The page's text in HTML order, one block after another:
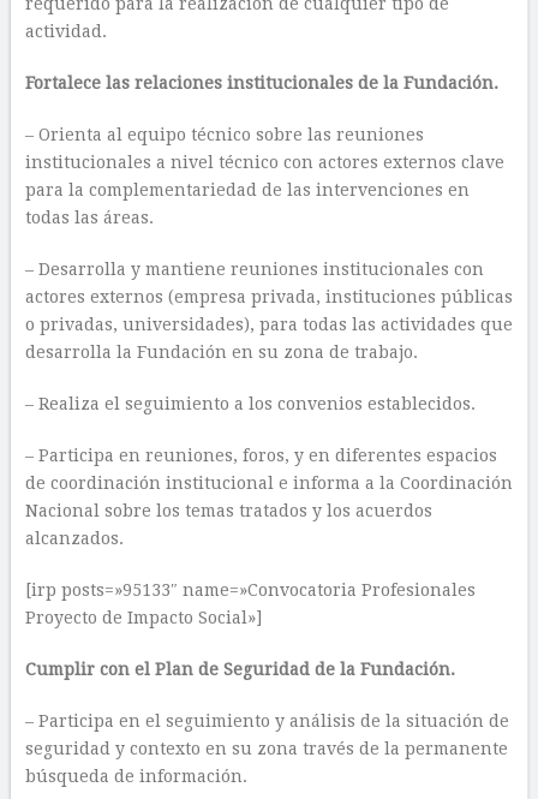
actividad.
Fortalece las relaciones institucionales de la Fundación.
– Orienta al equipo técnico sobre las reuniones
institucionales a nivel técnico con actores externos clave
para la complementariedad de las intervenciones en
todas las áreas.
– Desarrolla y mantiene reuniones institucionales con
actores externos (empresa privada, instituciones públicas
o privadas, universidades), para todas las actividades que
desarrolla la Fundación en su zona de trabajo.
– Realiza el seguimiento a los convenios establecidos.
– Participa en reuniones, foros, y en diferentes espacios
de coordinación institucional e informa a la Coordinación
Nacional sobre los temas tratados y los acuerdos
alcanzados.
[irp posts=»95133″ name=»Convocatoria Profesionales
Proyecto de Impacto Social»]
Cumplir con el Plan de Seguridad de la Fundación.
– Participa en el seguimiento y análisis de la situación de
seguridad y contexto en su zona través de la permanente
búsqueda de información.